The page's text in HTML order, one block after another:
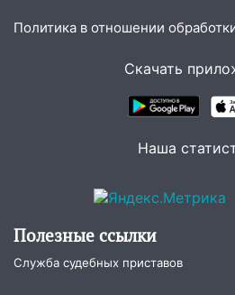
17:05
«Обыск» по
Ульяновске задержали
сообщницу мошенников
Едва не перерезал
Вешкайме посиделки с
18-летняя
перевернулась на
больницу
15:59 Ульяновец отдал
Политика в отношении
Скачать
Наша
Полезные ссылки
Служба судебных приставов